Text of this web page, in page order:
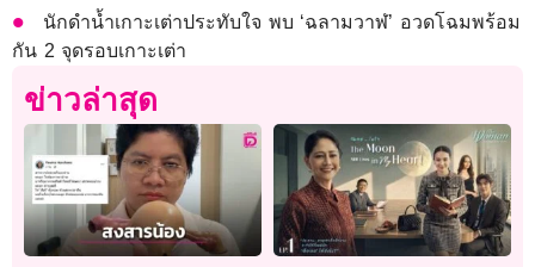
นักดำน้ำเกาะเต่าประทับใจ พบ ‘ฉลามวาฬ’ อวดโฉมพร้อม
กัน 2 จุดรอบเกาะเต่า
ข่าวล่าสุด